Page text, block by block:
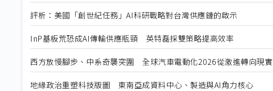
評析：美國「創世紀任務」AI科研戰略對台灣供應鏈的啟示
InP基板荒恐成AI傳輸供應瓶頸 英特磊採雙策略提高效率
西方放慢腳步、中系奇襲突圍 全球汽車電動化2026從激進轉向現實
地緣政治重塑科技版圖 東南亞成資料中心、製造與AI角力核心